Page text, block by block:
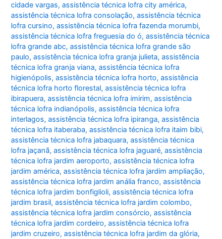
cidade vargas,assistência técnica lofra city américa,
assistência técnica lofra consolação,assistência técnica
lofra cursino,assistência técnica lofra fazenda morumbi,
assistência técnica lofra freguesia do ó,assistência técnica
lofra grande abc,assistência técnica lofra grande são
paulo,assistência técnica lofra granja julieta,assistência
técnica lofra granja viana,assistência técnica lofra
higienópolis,assistência técnica lofra horto,assistência
técnica lofra horto florestal,assistência técnica lofra
ibirapuera,assistência técnica lofra imirim,assistência
técnica lofra indianópolis,assistência técnica lofra
interlagos,assistência técnica lofra ipiranga,assistência
técnica lofra itaberaba,assistência técnica lofra itaim bibi,
assistência técnica lofra jabaquara,assistência técnica
lofra jaçanã,assistência técnica lofra jaguaré,assistência
técnica lofra jardim aeroporto,assistência técnica lofra
jardim américa,assistência técnica lofra jardim ampliação,
assistência técnica lofra jardim anália franco,assistência
técnica lofra jardim bonfiglioli,assistência técnica lofra
jardim brasil,assistência técnica lofra jardim colombo,
assistência técnica lofra jardim consórcio,assistência
técnica lofra jardim cordeiro,assistência técnica lofra
jardim cruzeiro,assistência técnica lofra jardim da glória,